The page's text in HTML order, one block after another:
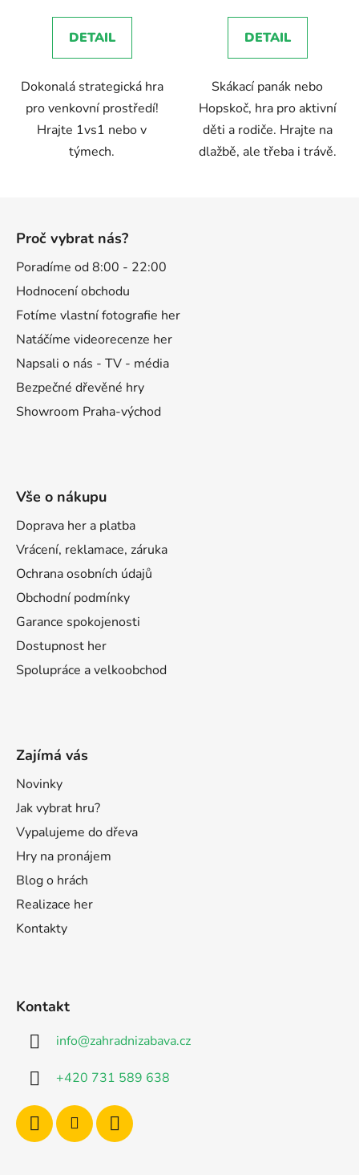
DETAIL
Dokonalá strategická hra
pro venkovní prostředí!
Hrajte 1vs1 nebo v
týmech.
5,0
z
hvězdiček.
DETAIL
Skákací panák nebo
Hopskoč, hra pro aktivní
děti a rodiče. Hrajte na
dlažbě, ale třeba i trávě.
Proč vybrat nás?
Poradíme od 8:00 - 22:00
Hodnocení obchodu
Fotíme vlastní fotografie her
Natáčíme videorecenze her
Napsali o nás - TV - média
Bezpečné dřevěné hry
Showroom Praha-východ
Vše o nákupu
Doprava her a platba
Vrácení, reklamace, záruka
Ochrana osobních údajů
Obchodní podmínky
Garance spokojenosti
Dostupnost her
Spolupráce a velkoobchod
Zajímá vás
Novinky
Jak vybrat hru?
Vypalujeme do dřeva
Hry na pronájem
Blog o hrách
Realizace her
Kontakty
Kontakt
info@zahradnizabava.cz
+420 731 589 638